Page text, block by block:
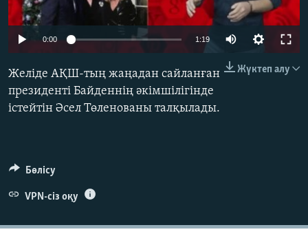
360p
0:00 1:19
Жүктеп алу
Желіде АҚШ-тың жаңадан сайланған
президенті Байденнің әкімшілігінде
істейтін Әсел Төленованы талқылады.
Бөлісу
VPN-сіз оқу